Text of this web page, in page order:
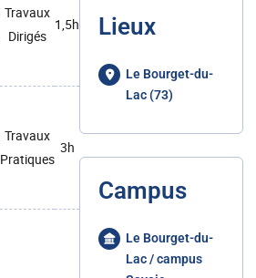
Travaux
Dirigés
1,5h
Travaux
Pratiques
3h
Lieux
Le Bourget-du-
Lac (73)
Campus
Le Bourget-du-
Lac / campus